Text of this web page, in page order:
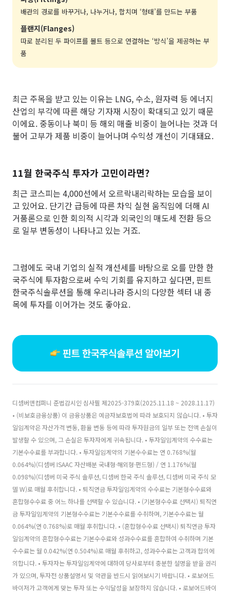
배관의 경로를 바꾸거나, 나누거나, 합치며 ‘형태’를 만드는 부품
플랜지(Flanges)
따로 분리된 두 파이프를 볼트 등으로 연결하는 ‘방식’을 제공하는 부
품
최근 주목을 받고 있는 이유는 LNG, 수소, 원자력 등 에너지
산업의 부각에 따른 해당 기자재 시장이 확대되고 있기 때문
이에요. 중동이나 북미 등 해외 매출 비중이 늘어나는 것과 더
불어 고부가 제품 비중이 늘어나며 수익성 개선이 기대돼요.
11월 한국주식 투자가 고민이라면?
최근 코스피는 4,000선에서 오르락내리락하는 모습을 보이
고 있어요. 단기간 급등에 따른 차익 실현 움직임에 더해 AI
거품론으로 인한 회의적 시각과 외국인의 매도세 전환 등으
로 일부 변동성이 나타나고 있는 거죠.
그럼에도 국내 기업의 실적 개선세를 바탕으로 오를 만한 한
국주식에 투자함으로써 수익 기회를 유지하고 싶다면, 핀트
한국주식솔루션을 통해 우리나라 증시의 다양한 섹터 내 종
목에 투자를 이어가는 것도 좋아요.
디셈버앤컴퍼니 준법감시인 심사필 제2025-379호(2025.11.18 ~ 2028.11.17)
• (비보호금융상품) 이 금융상품은 예금자보호법에 따라 보호되지 않습니다. • 투자
일임계약은 자산가격 변동, 환율 변동 등에 따라 투자원금의 일부 또는 전액 손실이
발생할 수 있으며, 그 손실은 투자자에게 귀속됩니다. • 투자일임계약의 수수료는
기본수수료를 부과합니다. • 투자일임계약의 기본수수료는 연 0.768%(월
0.064%)(디셈버 ISAAC 자산배분 국내형·해외형·펀드형) / 연 1.176%(월
0.098%)(디셈버 미국 주식 솔루션, 디셈버 한국 주식 솔루션, 디셈버 미국 주식 모
델 W)로 매월 후취합니다. • 퇴직연금 투자일임계약의 수수료는 기본형수수료와
혼합형수수료 중 어느 하나를 선택할 수 있습니다. • (기본형수수료 선택시) 퇴직연
금 투자일임계약의 기본형수수료는 기본수수료를 수취하며, 기본수수료는 월
0.064%(연 0.768%)로 매월 후취합니다. • (혼합형수수료 선택시) 퇴직연금 투자
일임계약의 혼합형수수료는 기본수수료와 성과수수료를 혼합하여 수취하며 기본
수수료는 월 0.042%(연 0.504%)로 매월 후취하고, 성과수수료는 고객과 합의에
의합니다. • 투자자는 투자일임계약에 대하여 당사로부터 충분한 설명을 받을 권리
가 있으며, 투자전 상품설명서 및 약관을 반드시 읽어보시기 바랍니다. • 로보어드
바이저가 고객에게 맞는 투자 또는 수익달성을 보장하지 않습니다. • 로보어드바이